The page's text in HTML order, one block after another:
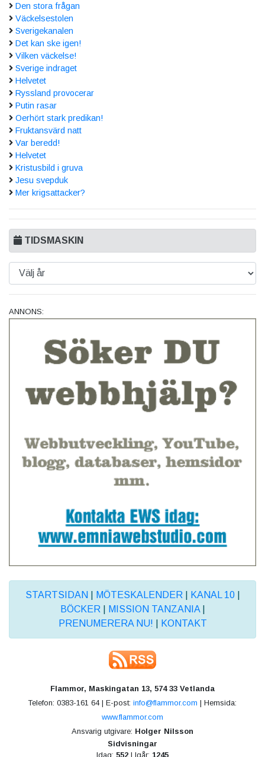
Den stora frågan
Väckelsestolen
Sverigekanalen
Det kan ske igen!
Vilken väckelse!
Sverige indraget
Helvetet
Ryssland provocerar
Putin rasar
Oerhört stark predikan!
Fruktansvärd natt
Var beredd!
Helvetet
Kristusbild i gruva
Jesu svepduk
Mer krigsattacker?
TIDSMASKIN
ANNONS:
STARTSIDAN MÖTESKALENDER KANAL 10|
BÖCKER
MISSION TANZANIA|
PRENUMERERA NU!
KONTAKT
Flammor, Maskingatan 13, 574 33 Vetlanda
Telefon: 0383-161 64 | E-post: info@flammor.com | Hemsida:
www.flammor.com
Ansvarig utgivare: Holger Nilsson
Sidvisningar
Idag: 552 | Igår: 1245